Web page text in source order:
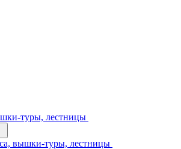
туры, лестницы
вышки-туры, лестницы